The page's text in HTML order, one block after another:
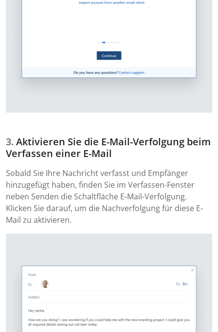
Aktivieren Sie die E-Mail-Verfolgung beim
Verfassen einer E-Mail
Sobald Sie Ihre Nachricht verfasst und Empfänger
hinzugefügt haben, finden Sie im Verfassen-Fenster
neben Senden die Schaltfläche E-Mail-Verfolgung.
Klicken Sie darauf, um die Nachverfolgung für diese E-
Mail zu aktivieren.